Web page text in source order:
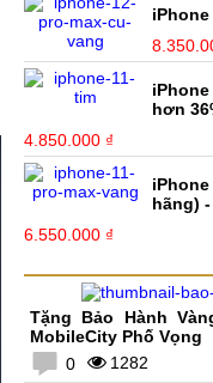
iPhone
hơn
4.850.000 ₫
iPhone
hãng)
6.550.000 ₫
Tặng Bảo Hành
MobileCity Phố Vọng
0
1282